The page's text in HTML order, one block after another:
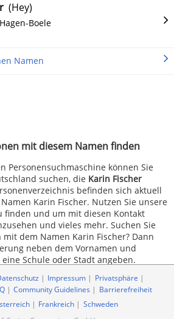
mit diesem Namen finden
Personensuchmaschine können Sie
suchen, die Karin Fischer
befinden sich aktuell
Karin Fischer. Nutzen Sie unsere
finden und um mit diesen Kontakt
und vieles mehr. Suchen Sie
dem Namen Karin Fischer? Dann
neben dem Vornamen und
Schule oder Stadt angeben.
(Hey)
Boele
Namen
Impressum
Privatsphäre
Community Guidelines
Barrierefreiheit
Frankreich
Schweden